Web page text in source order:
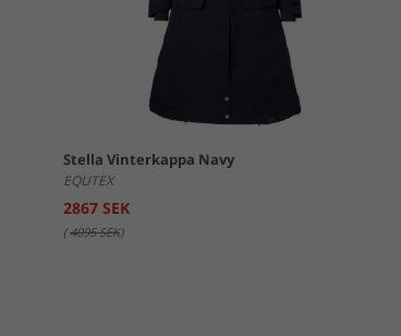
Stella Vinterkappa Navy
EQUTEX
2867 SEK
(4095 SEK)